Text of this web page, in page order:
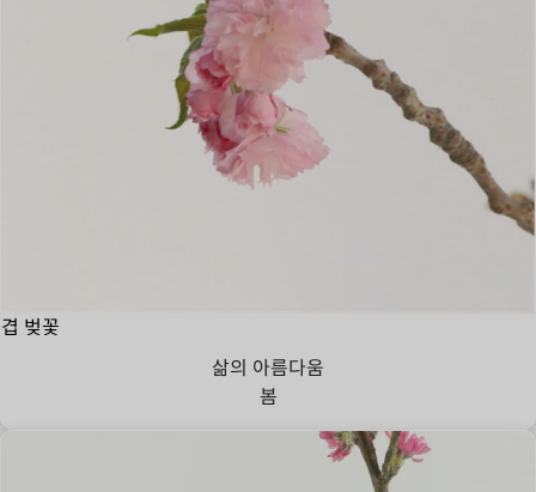
겹 벚꽃
삶의 아름다움
봄